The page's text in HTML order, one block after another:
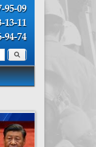
Поиск